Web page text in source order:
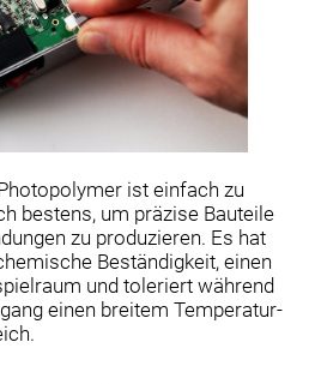
ist einfach zu
bestens, um präzise Bauteile
zu produzieren. Es hat
Beständigkeit, einen
und toleriert während
einen breitem Temperatur-